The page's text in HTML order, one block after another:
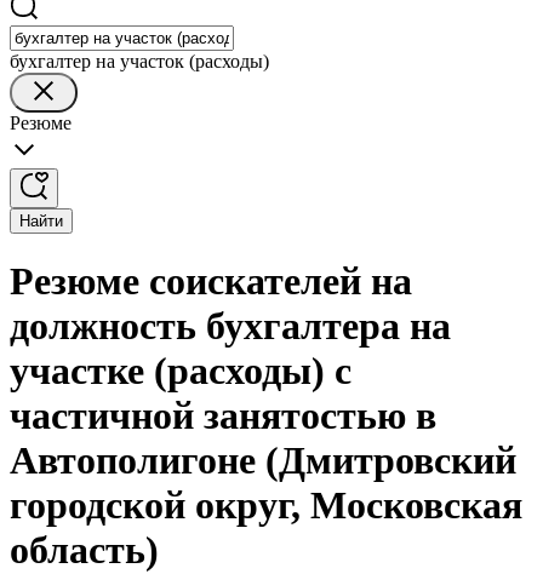
бухгалтер на участок (расходы)
Резюме
Найти
Резюме соискателей на
должность бухгалтера на
участке (расходы) с
частичной занятостью в
Автополигоне (Дмитровский
городской округ, Московская
область)